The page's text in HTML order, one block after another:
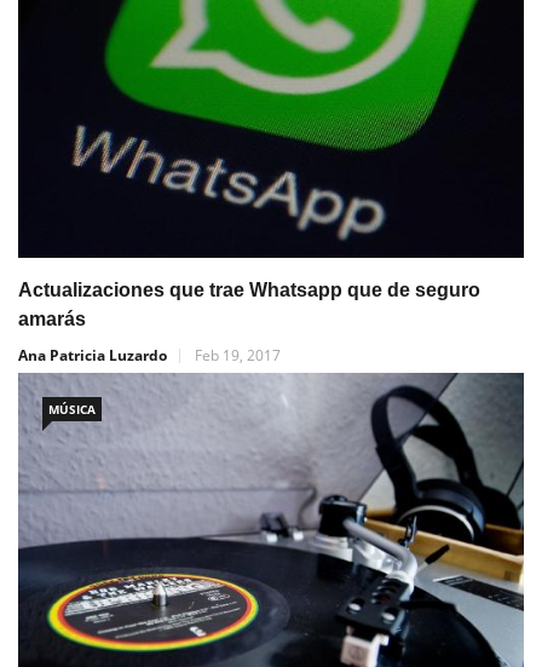
Actualizaciones que trae Whatsapp que de seguro
amarás
Ana Patricia Luzardo
Feb 19, 2017
MÚSICA